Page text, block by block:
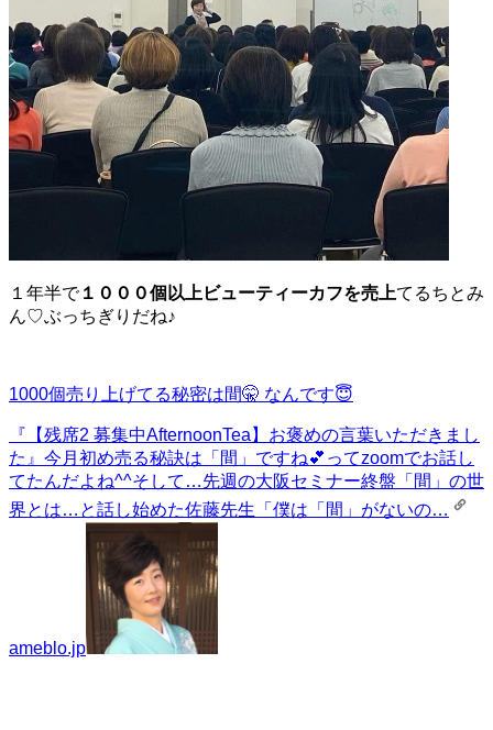
１年半で１０００個以上ビューティーカフを売上てるちとみ
ん♡ぶっちぎりだね♪
1000個売り上げてる秘密は間🤫 なんです😇
『【残席2 募集中AfternoonTea】お褒めの言葉いただきまし
た』 今月初め売る秘訣は「間」ですね💕︎ってzoomでお話し
てたんだよね^^そして…先週の大阪セミナー終盤「間」の世
界とは…と話し始めた佐藤先生「僕は「間」がないの…
ameblo.jp